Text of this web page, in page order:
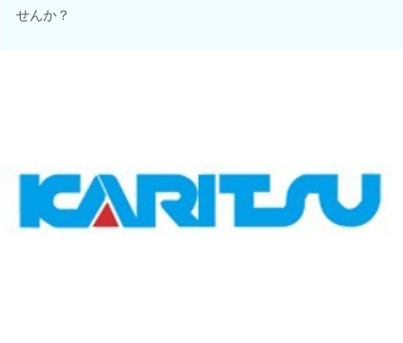
せんか？